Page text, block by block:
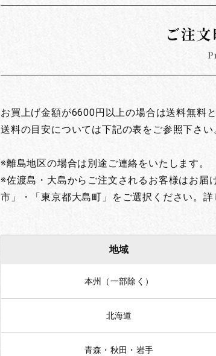
お買い物を続ける カートへ進む
ご注
お買上げ金額が6600円以上の場合は送料無料と
送料の目安については下記の表をご参照下さい
※離島地区の場合は別途ご連絡をいたします。
※佐渡島・大島からご注文されるお客様はお届
市」・「東京都大島町」をご選択ください。
地域
本州（一部除く）
北海道
青森・秋田・岩手